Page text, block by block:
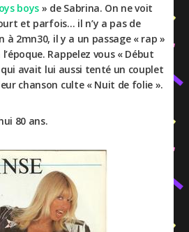
boys » de Sabrina. On ne voit
et parfois… il n’y a pas de
à 2mn30, il y a un passage « rap »
Rappelez vous « Début
qui avait lui aussi tenté un couplet
chanson culte « Nuit de folie ».
80 ans.